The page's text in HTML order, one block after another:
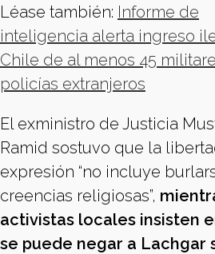
Léase también: Informe de
inteligencia alerta ingreso
Chile de al menos 45
policías extranjeros
El exministro de Justicia
Ramid sostuvo que la
expresión “no incluye
creencias religiosas”,
activistas locales insisten
se puede negar a Lachgar